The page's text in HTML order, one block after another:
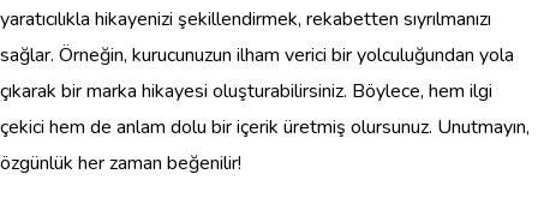
yaratıcılıkla hikayenizi şekillendirmek, rekabetten sıyrılmanızı
sağlar. Örneğin, kurucunuzun ilham verici bir yolculuğundan yola
çıkarak bir marka hikayesi oluşturabilirsiniz. Böylece, hem ilgi
çekici hem de anlam dolu bir içerik üretmiş olursunuz. Unutmayın,
özgünlük her zaman beğenilir!